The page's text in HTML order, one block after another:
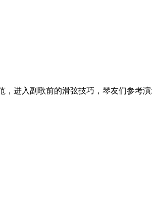
进入副歌前的滑弦技巧，琴友们参考